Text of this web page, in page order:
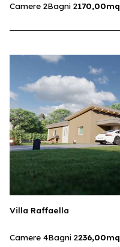
Camere 2Bagni 2170,00mq
Villa Raffaella
Camere 4Bagni 2236,00mq